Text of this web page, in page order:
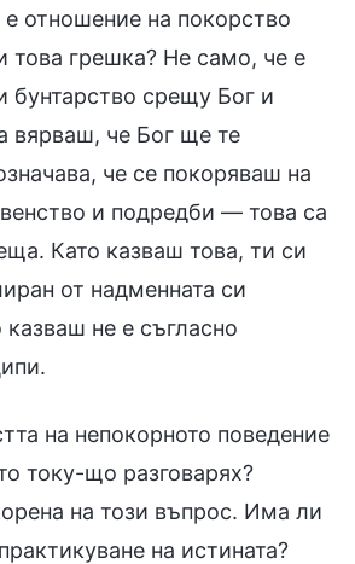
е отношение на покорство
това грешка? Не само, че е
бунтарство срещу Бог и
вярваш, че Бог ще те
че се покоряваш на
и подредби — това са
Като казваш това, ти си
от надменната си
не е съгласно
на непокорното поведение
току-що разговарях?
на този въпрос. Има ли
на истината?